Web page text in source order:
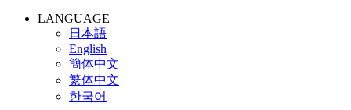
LANGUAGE
日本語
English
簡体中文
繁体中文
한국어